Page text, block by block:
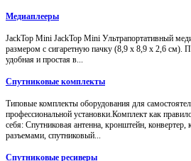
Медиаплееры
JackTop Mini JackTop Mini Ультрапортативный
размером с сигаретную пачку (8,9 x 8,9 x 2,6 см).
удобная и простая в...
Спутниковые комплекты
Типовые комплекты оборудования для
профессиональной установки.Комплект как
себя: Спутниковая антенна, кронштейн, конвертер,
разъемами, спутниковый...
Спутниковые ресиверы